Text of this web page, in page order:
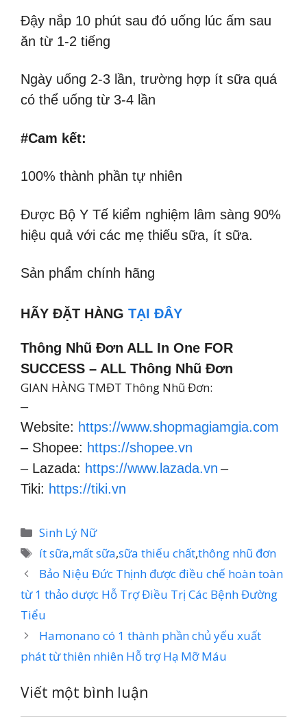
Đậy nắp 10 phút sau đó uống lúc ấm sau
ăn từ 1-2 tiếng
Ngày uống 2-3 lần, trường hợp ít sữa quá
có thể uống từ 3-4 lần
#Cam kết:
100% thành phần tự nhiên
Được Bộ Y Tế kiểm nghiệm lâm sàng 90%
hiệu quả với các mẹ thiếu sữa, ít sữa.
Sản phẩm chính hãng
HÃY ĐẶT HÀNG TẠI ĐÂY
Thông Nhũ Đơn ALL In One FOR
SUCCESS – ALL Thông Nhũ Đơn
GIAN HÀNG TMĐT Thông Nhũ Đơn:
–
Website: https://www.shopmagiamgia.com
– Shopee: https://shopee.vn
– Lazada: https://www.lazada.vn –
Tiki: https://tiki.vn
Danh
mục
Sinh Lý Nữ
Thẻ
ít sữa,mất sữa,sữa thiếu chất,thông nhũ đơn
Bảo Niệu Đức Thịnh được điều chế hoàn toàn
từ 1 thảo dược Hỗ Trợ Điều Trị Các Bệnh Đường
Tiểu
Hamonano có 1 thành phần chủ yếu xuất
phát từ thiên nhiên Hỗ trợ Hạ Mỡ Máu
Viết một bình luận